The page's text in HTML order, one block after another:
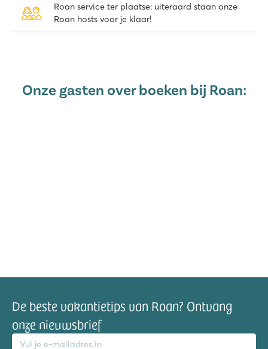
Roan service ter plaatse: uiteraard staan onze
Roan hosts voor je klaar!
Onze gasten over boeken bij Roan:
De beste vakantietips van Roan? Ontvang
onze nieuwsbrief